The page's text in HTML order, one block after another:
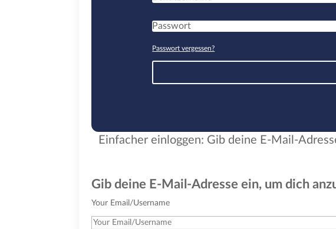
Passwort vergessen?
Einfacher einloggen: Gib deine E-Mail-
Gib deine E-Mail-Adresse ein, um dich
Your Email/Username